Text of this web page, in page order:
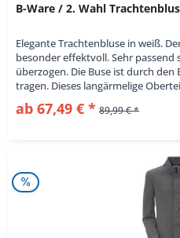
B-Ware / 2. Wahl
Elegante Trachtenbluse in weiß.
besonder effektvoll. Sehr passend
überzogen. Die Buse ist durch
tragen. Dieses langärmelige
ab 67,49 € * 89,99 € *